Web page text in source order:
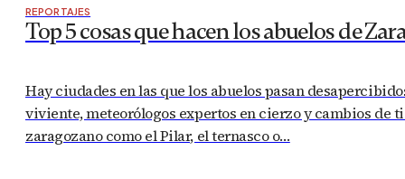
REPORTAJES
Top 5 cosas que hacen los abuelos de
Hay ciudades en las que los abuelos pasan
viviente, meteorólogos expertos en cierzo y cambios de
zaragozano como el Pilar, el ternasco o…